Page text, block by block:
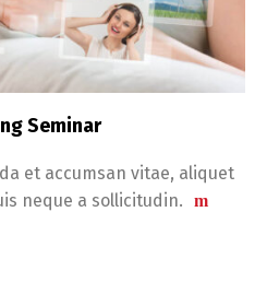
Seminar
et accumsan vitae, aliquet
neque a sollicitudin.